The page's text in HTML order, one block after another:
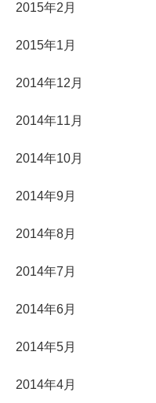
2015年2月
2015年1月
2014年12月
2014年11月
2014年10月
2014年9月
2014年8月
2014年7月
2014年6月
2014年5月
2014年4月